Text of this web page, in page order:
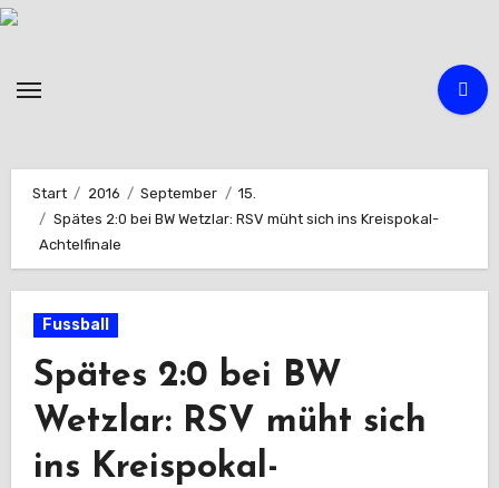
Zum
Start 2016 September
15.
Spätes 2:0 bei BW Wetzlar: RSV müht sich ins Kreispokal-
Achtelfinale
Fussball
Spätes 2:0 bei BW
Wetzlar: RSV müht sich
ins Kreispokal-